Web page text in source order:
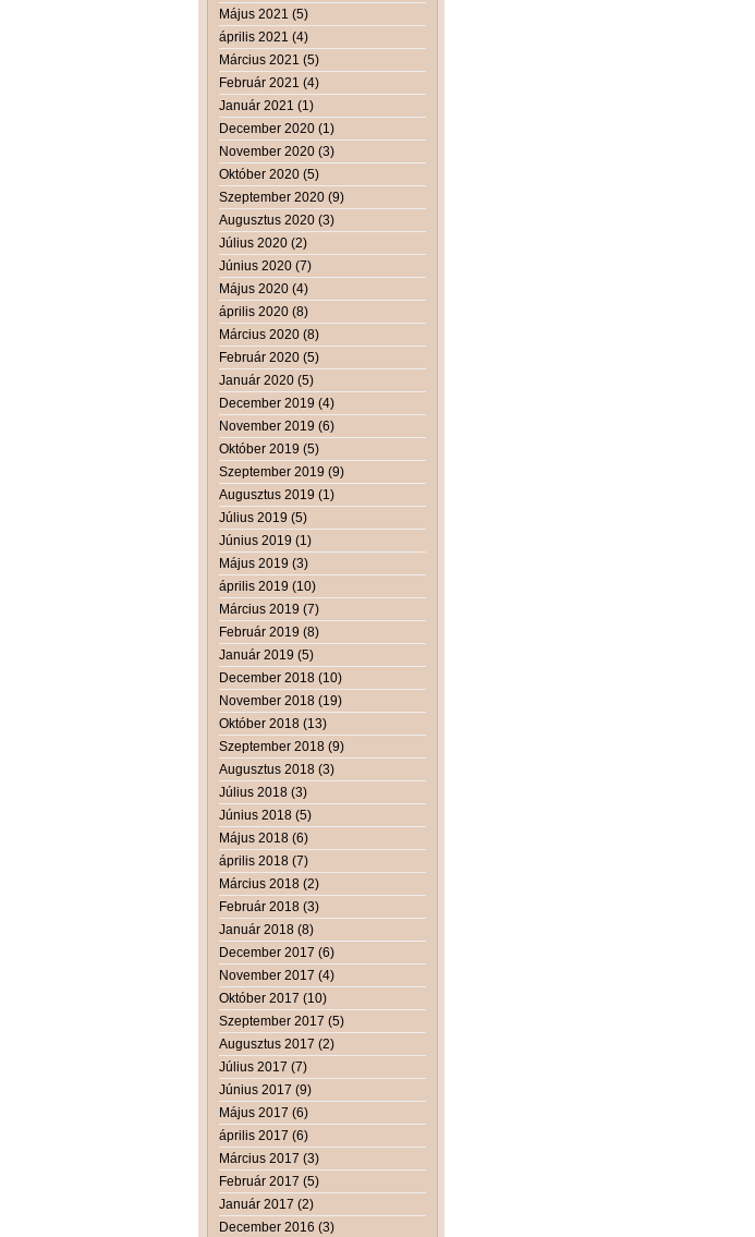
Május 2021 (5)
április 2021 (4)
Március 2021 (5)
Február 2021 (4)
Január 2021 (1)
December 2020 (1)
November 2020 (3)
Október 2020 (5)
Szeptember 2020 (9)
Augusztus 2020 (3)
Július 2020 (2)
Június 2020 (7)
Május 2020 (4)
április 2020 (8)
Március 2020 (8)
Február 2020 (5)
Január 2020 (5)
December 2019 (4)
November 2019 (6)
Október 2019 (5)
Szeptember 2019 (9)
Augusztus 2019 (1)
Július 2019 (5)
Június 2019 (1)
Május 2019 (3)
április 2019 (10)
Március 2019 (7)
Február 2019 (8)
Január 2019 (5)
December 2018 (10)
November 2018 (19)
Október 2018 (13)
Szeptember 2018 (9)
Augusztus 2018 (3)
Július 2018 (3)
Június 2018 (5)
Május 2018 (6)
április 2018 (7)
Március 2018 (2)
Február 2018 (3)
Január 2018 (8)
December 2017 (6)
November 2017 (4)
Október 2017 (10)
Szeptember 2017 (5)
Augusztus 2017 (2)
Július 2017 (7)
Június 2017 (9)
Május 2017 (6)
április 2017 (6)
Március 2017 (3)
Február 2017 (5)
Január 2017 (2)
December 2016 (3)